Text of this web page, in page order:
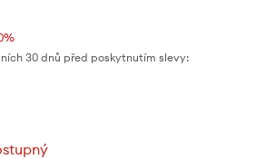
30 dnů před poskytnutím slevy: